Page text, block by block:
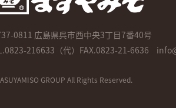
0811 広島県呉市西中央3丁目7番40号
0823-216633 （代）FAX.0823-21-6636
GROUP All Rights Reserved.